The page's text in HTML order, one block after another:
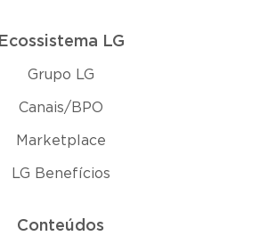
Ecossistema LG
Grupo LG
Canais/BPO
Marketplace
LG Benefícios
Conteúdos